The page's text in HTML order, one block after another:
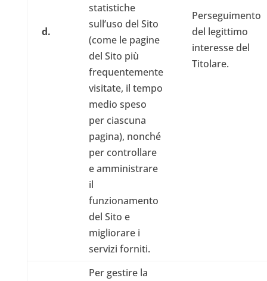
d.
statistiche
sull’uso del Sito
(come le pagine
del Sito più
frequentemente
visitate, il tempo
medio speso
per ciascuna
pagina), nonché
per controllare
e amministrare
il
funzionamento
del Sito e
migliorare i
servizi forniti.
Perseguimento
del legittimo
interesse del
Titolare.
Per gestire la